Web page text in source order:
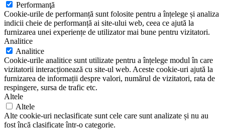
Performanţă
Cookie-urile de performanță sunt folosite pentru a înțelege și analiza
indicii cheie de performanță ai site-ului web, ceea ce ajută la
furnizarea unei experiențe de utilizator mai bune pentru vizitatori.
Analitice
Analitice
Cookie-urile analitice sunt utilizate pentru a înțelege modul în care
vizitatorii interacționează cu site-ul web. Aceste cookie-uri ajută la
furnizarea de informații despre valori, numărul de vizitatori, rata de
respingere, sursa de trafic etc.
Altele
Altele
Alte cookie-uri neclasificate sunt cele care sunt analizate și nu au
fost încă clasificate într-o categorie.